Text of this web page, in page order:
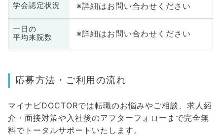
学会認定状況 ※詳細はお問い合わせください
一日の
平均来院数
※詳細はお問い合わせください
応募方法・ご利用の流れ
マイナビDOCTORでは転職のお悩みやご相談、求人紹
介・面接対策や入社後のアフターフォローまで完全無
料でトータルサポートいたします。